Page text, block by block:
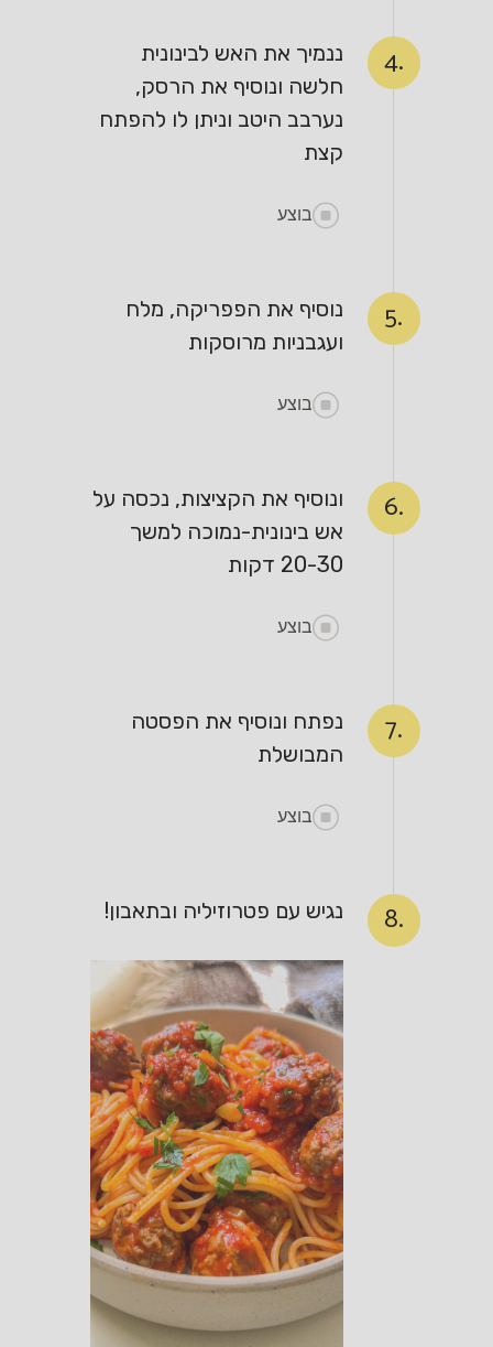
4.
ננמיך את האש לבינונית
חלשה ונוסיף את הרסק,
נערבב היטב וניתן לו להפתח
קצת
בוצע
5.
נוסיף את הפפריקה, מלח
ועגבניות מרוסקות
בוצע
6.
ונוסיף את הקציצות, נכסה על
אש בינונית-נמוכה למשך
20-30 דקות
בוצע
7.
נפתח ונוסיף את הפסטה
המבושלת
בוצע
8. נגיש עם פטרוזיליה ובתאבון!